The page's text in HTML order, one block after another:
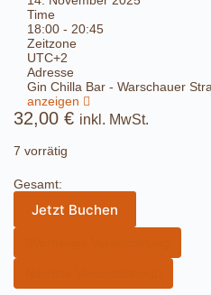
Time
18:00 - 20:45
Zeitzone
UTC+2
Adresse
Gin Chilla Bar - Warschauer
anzeigen
32,00 € inkl. MwSt.
7 vorrätig
Gesamt:
Jetzt Buchen